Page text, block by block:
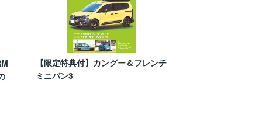
【限定特典付】カングー＆フレンチ
ミニバン3